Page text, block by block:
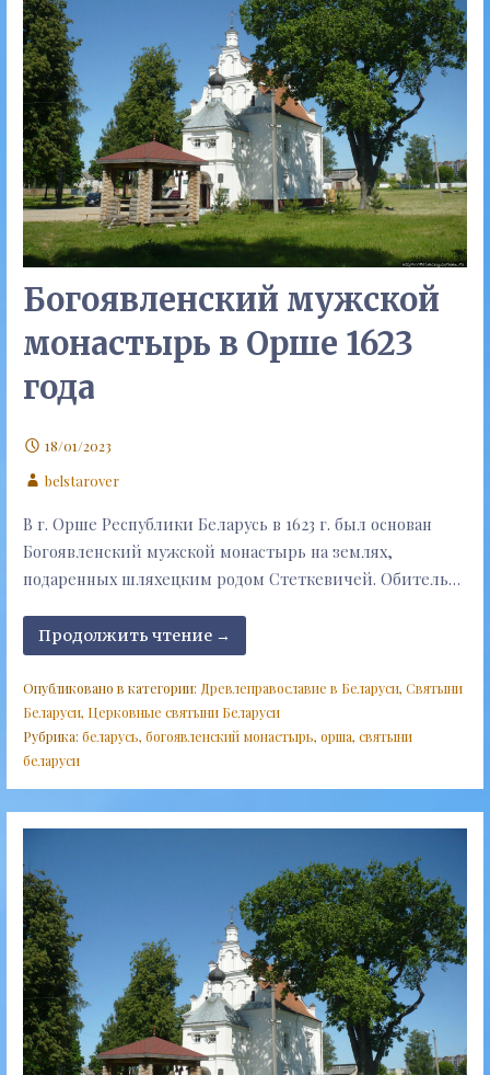
Богоявленский мужской
монастырь в Орше 1623
года
18/01/2023
belstarover
В г. Орше Республики Беларусь в 1623 г. был основан
Богоявленский мужской монастырь на землях,
подаренных шляхецким родом Стеткевичей. Обитель…
Продолжить чтение →
Опубликовано в категории: Древлеправославие в Беларуси, Святыни
Беларуси, Церковные святыни Беларуси
Рубрика: беларусь, богоявленский монастырь, орша, святыни
беларуси